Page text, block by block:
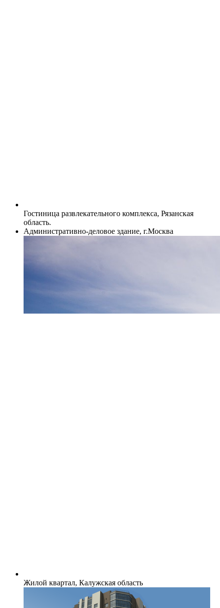
Гостиница развлекательного комплекса, Рязанская
область.
Административно-деловое здание, г.Москва
Жилой квартал, Калужская область